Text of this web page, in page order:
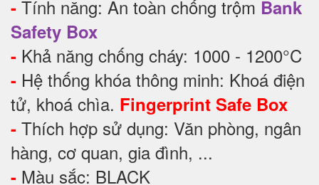
- Tính năng: An toàn chống trộm Bank
Safety Box
- Khả năng chống cháy: 1000 - 1200°C
- Hệ thống khóa thông minh: Khoá điện
tử, khoá chìa. Fingerprint Safe Box
- Thích hợp sử dụng: Văn phòng, ngân
hàng, cơ quan, gia đình, ...
- Màu sắc: BLACK